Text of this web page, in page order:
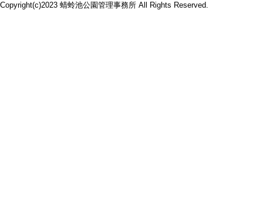
Copyright(c)2023 蜻蛉池公園管理事務所 All Rights Reserved.